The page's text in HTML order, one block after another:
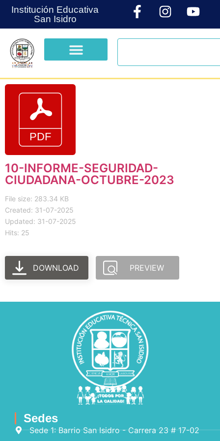
Institución Educativa
San Isidro
10-INFORME-SEGURIDAD-
CIUDADANA-OCTUBRE-2023
File size: 283.34 KB
Created: 31-07-2025
Updated: 31-07-2025
Hits: 25
DOWNLOAD PREVIEW
Sedes
Sede 1: Barrio San Isidro - Carrera 23 # 17-02